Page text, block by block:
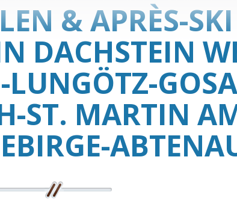
& APRÈS-SKI
DACHSTEIN
ST. MARTIN